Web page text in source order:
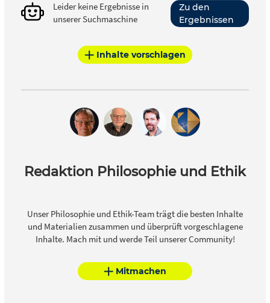
Leider keine Ergebnisse in
unserer Suchmaschine
Zu den
Ergebnissen
Inhalte vorschlagen
Redaktion Philosophie und Ethik
Unser Philosophie und Ethik-Team trägt die besten Inhalte
und Materialien zusammen und überprüft vorgeschlagene
Inhalte. Mach mit und werde Teil unserer Community!
Mitmachen